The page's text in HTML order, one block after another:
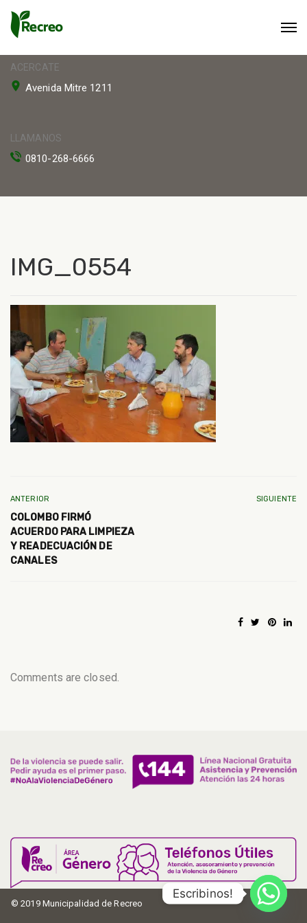
ACERCATE
Avenida Mitre 1211
LLAMANOS
0810-268-6666
IMG_0554
ANTERIOR
COLOMBO FIRMÓ
ACUERDO PARA LIMPIEZA
Y READECUACIÓN DE
CANALES
SIGUIENTE
Comments are closed.
© 2019 Municipalidad de Recreo
Escribinos!